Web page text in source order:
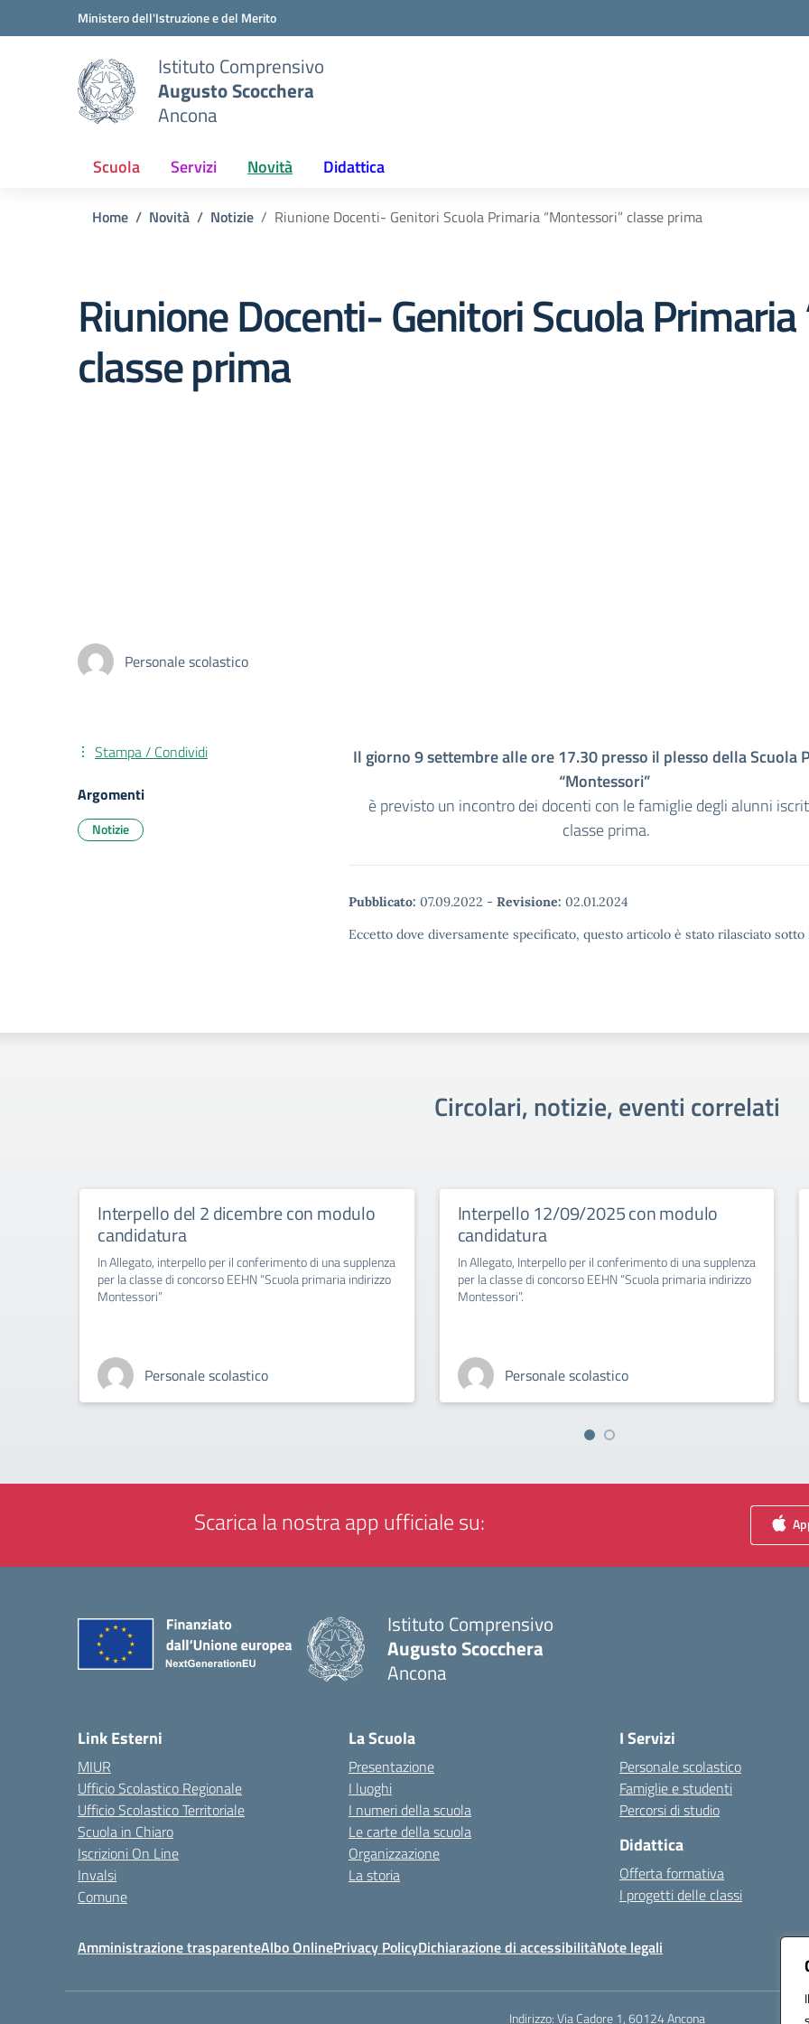
Vai ai contenuti
Vai al menu di navigazioneMinistero dell'Istruzione e del Merito
Istituto Comprensivo
Augusto Scocchera
Ancona
Scuola Servizi Novità Didattica
Home Novità Notizie Riunione Docenti- Genitori Scuola Primaria “Montessori” classe prima
Riunione Docenti- Genitori Scuola
classe prima
Personale scolastico
Il giorno 9 settembre alle ore 17.30 presso il plesso della Scuola
“Montessori”
è previsto un incontro dei docenti con le famiglie degli alunni
classe prima.
Pubblicato: 07.09.2022 - Revisione: 02.01.2024
Eccetto dove diversamente specificato, questo articolo è stato rilasciato
Stampa / Condividi
Argomenti
Notizie
Circolari, notizie, eventi correlati
Interpello del 2 dicembre con modulo
candidatura
In Allegato, interpello per il conferimento di una supplenza
per la classe di concorso EEHN “Scuola primaria indirizzo
Montessori”
Personale scolastico
Interpello 12/09/2025 con modulo
candidatura
In Allegato, Interpello per il conferimento di una supplenza
per la classe di concorso EEHN “Scuola primaria indirizzo
Montessori”.
Personale scolastico
Scarica la nostra app ufficiale su:
Istituto Comprensivo
Augusto Scocchera
Ancona
Link Esterni
MIUR
Ufficio Scolastico Regionale
Ufficio Scolastico Territoriale
Scuola in Chiaro
Iscrizioni On Line
Invalsi
Comune
La Scuola
Presentazione
I luoghi
I numeri della scuola
Le carte della scuola
Organizzazione
La storia
I Servizi
Personale scolastico
Famiglie e studenti
Percorsi di studio
Didattica
Offerta formativa
I progetti delle classi
Amministrazione trasparenteAlbo OnlinePrivacy PolicyDichiarazione di accessibilitàNote legali
Indirizzo:Via Cadore 1, 60124 Ancona